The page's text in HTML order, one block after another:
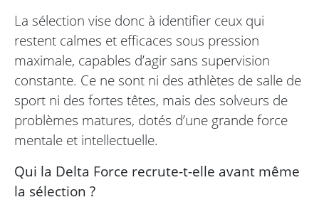
La sélection vise donc à identifier ceux qui
restent calmes et efficaces sous pression
maximale, capables d’agir sans supervision
constante. Ce ne sont ni des athlètes de salle de
sport ni des fortes têtes, mais des solveurs de
problèmes matures, dotés d’une grande force
mentale et intellectuelle.
Qui la Delta Force recrute-t-elle avant même
la sélection ?